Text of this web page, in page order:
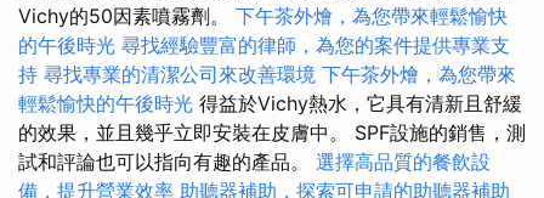
Vichy的50因素噴霧劑。 下午茶外燴，為您帶來輕鬆愉快
的午後時光 尋找經驗豐富的律師，為您的案件提供專業支
持 尋找專業的清潔公司來改善環境 下午茶外燴，為您帶來
輕鬆愉快的午後時光 得益於Vichy熱水，它具有清新且舒緩
的效果，並且幾乎立即安裝在皮膚中。 SPF設施的銷售，測
試和評論也可以指向有趣的產品。 選擇高品質的餐飲設
備，提升營業效率 助聽器補助，探索可申請的助聽器補助